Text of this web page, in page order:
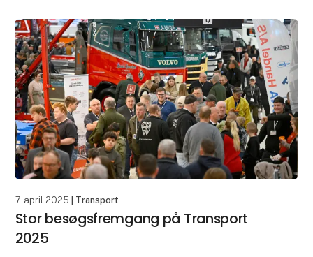
7. april 2025 | Transport
Stor besøgsfremgang på Transport
2025